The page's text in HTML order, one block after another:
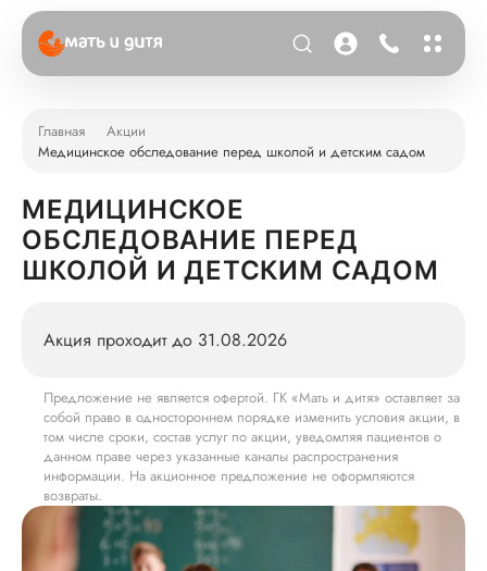
Главная
Акции
Медицинское обследование перед школой и детским садом
МЕДИЦИНСКОЕ
ОБСЛЕДОВАНИЕ ПЕРЕД
ШКОЛОЙ И ДЕТСКИМ САДОМ
Акция проходит до 31.08.2026
Предложение не является офертой. ГК «Мать и дитя» оставляет за
собой право в одностороннем порядке изменить условия акции, в
том числе сроки, состав услуг по акции, уведомляя пациентов о
данном праве через указанные каналы распространения
информации. На акционное предложение не оформляются
возвраты.